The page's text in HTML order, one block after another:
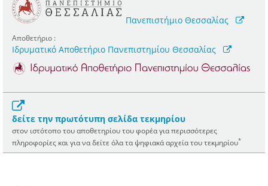
Πανεπιστήμιο Θεσσαλίας
Αποθετήριο :
Ιδρυματικό Αποθετήριο Πανεπιστημίου Θεσσαλίας
δείτε την πρωτότυπη σελίδα τεκμηρίου
στον ιστότοπο του αποθετηρίου του φορέα για περισσότερες
πληροφορίες και για να δείτε όλα τα ψηφιακά αρχεία του τεκμηρίου*